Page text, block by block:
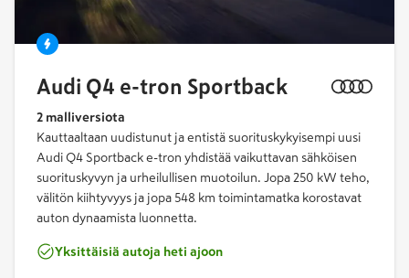
Audi Q4 e-tron Sportback
2 malliversiota
Kauttaaltaan uudistunut ja entistä suoritus­kykyisempi uusi
Audi Q4 Sportback e-tron yhdistää vaikut­tavan sähköisen
suoritus­kyvyn ja urheilul­lisen muotoilun. Jopa 250 kW teho,
välitön kiihtyvyys ja jopa 548 km toiminta­matka koros­tavat
auton dynaamista luonnetta.
Yksittäisiä autoja heti ajoon